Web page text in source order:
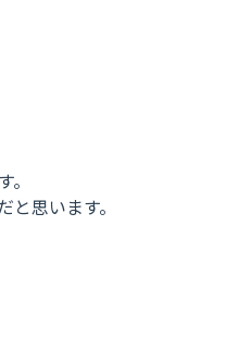
思います。